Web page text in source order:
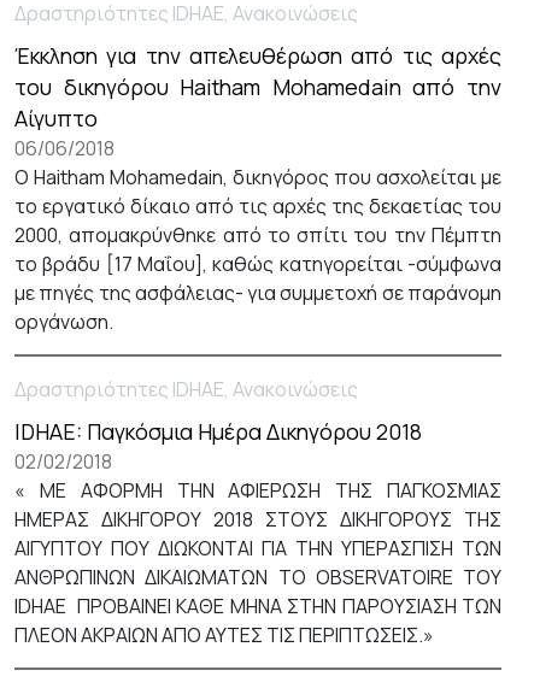
Δραστηριότητες IDHAE, Ανακοινώσεις
Έκκληση για την απελευθέρωση από τις αρχές
του δικηγόρου Haitham Mohamedain από την
Αίγυπτο
06/06/2018
Ο Haitham Mohamedain, δικηγόρος που ασχολείται με
το εργατικό δίκαιο από τις αρχές της δεκαετίας του
2000, απομακρύνθηκε από το σπίτι του την Πέμπτη
το βράδυ [17 Μαΐου], καθώς κατηγορείται -σύμφωνα
με πηγές της ασφάλειας- για συμμετοχή σε παράνομη
οργάνωση.
Δραστηριότητες IDHAE, Ανακοινώσεις
IDHAE: Παγκόσμια Ημέρα Δικηγόρου 2018
02/02/2018
« ΜΕ ΑΦΟΡΜΗ ΤΗΝ ΑΦΙΕΡΩΣΗ ΤΗΣ ΠΑΓΚΟΣΜΙΑΣ
ΗΜΕΡΑΣ ΔΙΚΗΓΟΡΟΥ 2018 ΣΤΟΥΣ ΔΙΚΗΓΟΡΟΥΣ ΤΗΣ
ΑΙΓΥΠΤΟΥ ΠΟΥ ΔΙΩΚΟΝΤΑΙ ΓΙΑ ΤΗΝ ΥΠΕΡΑΣΠΙΣΗ ΤΩΝ
ΑΝΘΡΩΠΙΝΩΝ ΔΙΚΑΙΩΜΑΤΩΝ ΤΟ OBSERVATOIRE ΤΟΥ
IDHAE ΠΡΟΒΑΙΝΕΙ ΚΑΘΕ ΜΗΝΑ ΣΤΗΝ ΠΑΡΟΥΣΙΑΣΗ ΤΩΝ
ΠΛΕΟΝ ΑΚΡΑΙΩΝ ΑΠΟ ΑΥΤΕΣ ΤΙΣ ΠΕΡΙΠΤΩΣΕΙΣ.»